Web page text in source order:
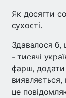
Як досягти
сухості.
Здавалося б,
- тисячі
фарш, додати
це